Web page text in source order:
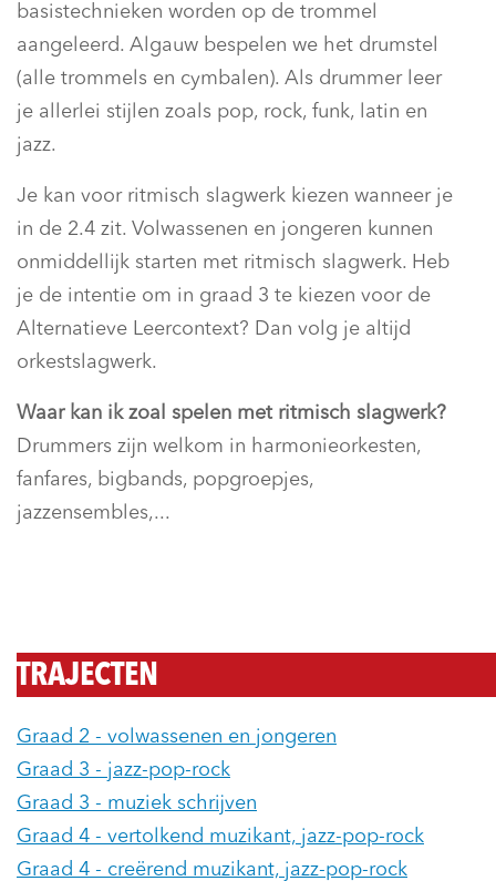
basistechnieken worden op de trommel
aangeleerd. Algauw bespelen we het drumstel
(alle trommels en cymbalen). Als drummer leer
je allerlei stijlen zoals pop, rock, funk, latin en
jazz.
Je kan voor ritmisch slagwerk kiezen wanneer je
in de 2.4 zit. Volwassenen en jongeren kunnen
onmiddellijk starten met ritmisch slagwerk. Heb
je de intentie om in graad 3 te kiezen voor de
Alternatieve Leercontext? Dan volg je altijd
orkestslagwerk.
Waar kan ik zoal spelen met ritmisch slagwerk?
Drummers zijn welkom in harmonieorkesten,
fanfares, bigbands, popgroepjes,
jazzensembles,...
TRAJECTEN
Graad 2 - volwassenen en jongeren
Graad 3 - jazz-pop-rock
Graad 3 - muziek schrijven
Graad 4 - vertolkend muzikant, jazz-pop-rock
Graad 4 - creërend muzikant, jazz-pop-rock